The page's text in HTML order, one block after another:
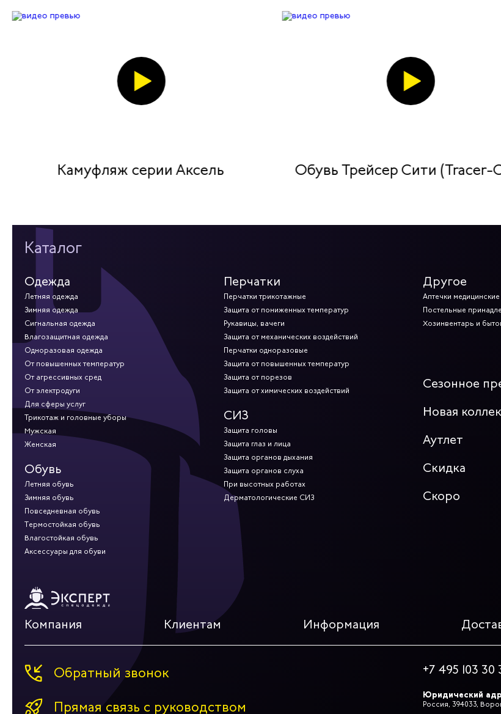
Камуфляж серии Аксель Обувь Трейсер Сити (Tracer-
Каталог
Одежда
Летняя одежда
Зимняя одежда
Сигнальная одежда
Влагозащитная одежда
Одноразовая одежда
От повышенных температур
От агрессивных сред
От электродуги
Для сферы услуг
Трикотаж и головные уборы
Мужская
Женская
Обувь
Летняя обувь
Зимняя обувь
Повседневная обувь
Термостойкая обувь
Влагостойкая обувь
Аксессуары для обуви
Перчатки
Перчатки трикотажные
Защита от пониженных температур
Рукавицы, вачеги
Защита от механических воздействий
Перчатки одноразовые
Защита от повышенных температур
Защита от порезов
Защита от химических воздействий
СИЗ
Защита головы
Защита глаз и лица
Защита органов дыхания
Защита органов слуха
При высотных работах
Дерматологические СИЗ
Другое
Аптечки медицинские
Постельные
Хозинвентарь и
Сезонное
Новая
Аутлет
Скидка
Скоро
Компания Клиентам Информация
Обратный звонок
Прямая связь с руководством
+7 495 103 30
Юридический
Россия, 394033,